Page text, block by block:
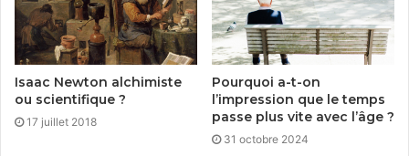
Isaac Newton alchimiste
ou scientifique ?
17 juillet 2018
Pourquoi a-t-on
l’impression que le temps
passe plus vite avec l’âge ?
31 octobre 2024